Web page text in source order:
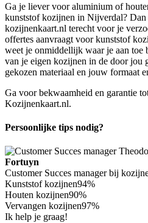
Ga je liever voor aluminium of
kunststof kozijnen in Nijverdal?
kozijnenkaart.nl terecht voor je
offertes aanvraagt voor kunststof
weet je onmiddellijk waar je aan toe
van je eigen kozijnen in de door jou
gekozen materiaal en jouw formaat
Ga voor bekwaamheid en garantie
Kozijnenkaart.nl.
Persoonlijke tips nodig?
Fortuyn
Customer Succes manager bij
Kunststof kozijnen94%
Houten kozijnen90%
Vervangen kozijnen97%
Ik help je graag!